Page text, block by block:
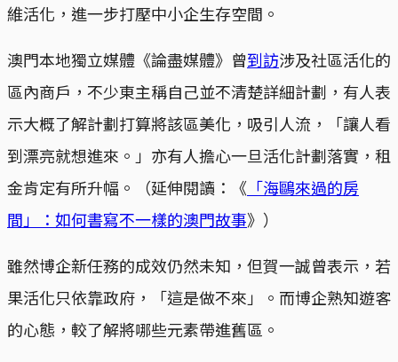
維活化，進一步打壓中小企生存空間。
澳門本地獨立媒體《論盡媒體》曾到訪涉及社區活化的
區內商戶，不少東主稱自己並不清楚詳細計劃，有人表
示大概了解計劃打算將該區美化，吸引人流，「讓人看
到漂亮就想進來。」亦有人擔心一旦活化計劃落實，租
金肯定有所升幅。（延伸閱讀：《 「海鷗來過的房
間」：如何書寫不一樣的澳門故事》）
雖然博企新任務的成效仍然未知，但賀一誠曾表示，若
果活化只依靠政府，「這是做不來」。而博企熟知遊客
的心態，較了解將哪些元素帶進舊區。